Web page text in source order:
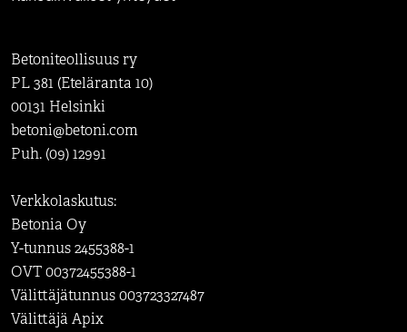
Betoniteollisuus ry
PL 381 (Eteläranta 10)
00131 Helsinki
betoni@betoni.com
Puh. (09) 12991
Verkkolaskutus:
Betonia Oy
Y-tunnus 2455388-1
OVT 00372455388-1
Välittäjätunnus 003723327487
Välittäjä Apix